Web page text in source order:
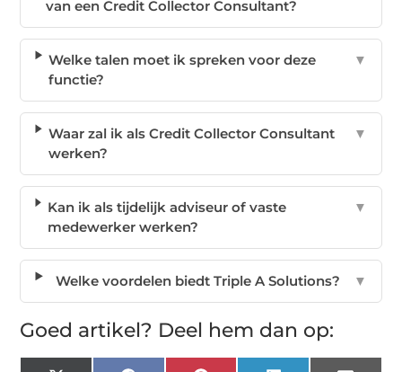
van een Credit Collector Consultant?
Welke talen moet ik spreken voor deze
functie?
▼
Waar zal ik als Credit Collector Consultant
werken?
▼
Kan ik als tijdelijk adviseur of vaste
medewerker werken?
▼
Welke voordelen biedt Triple A Solutions? ▼
Goed artikel? Deel hem dan op: